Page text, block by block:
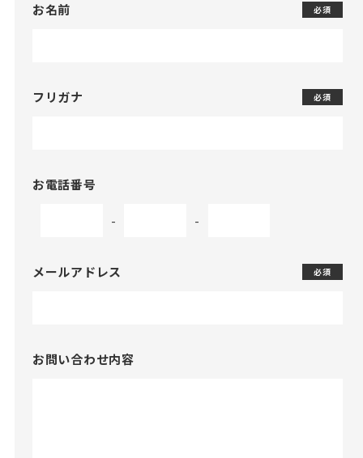
お名前 必須
フリガナ 必須
お電話番号
- -
メールアドレス 必須
お問い合わせ内容